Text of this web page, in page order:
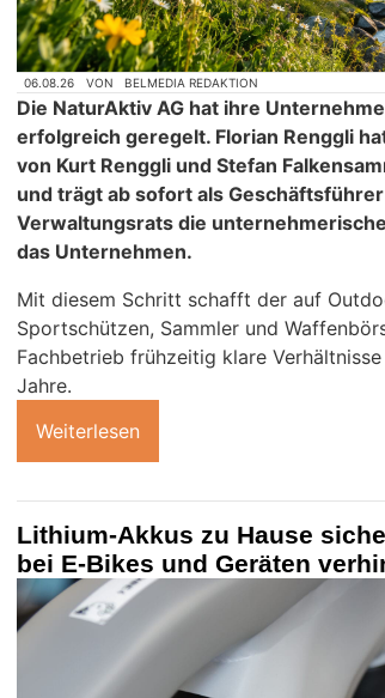
06.08.26 VON BELMEDIA REDAKTION
Die NaturAktiv AG hat ihre
erfolgreich geregelt. Florian Renggli
von Kurt Renggli und Stefan
und trägt ab sofort als
Verwaltungsrats die
das Unternehmen.
Mit diesem Schritt schafft der auf
Sportschützen, Sammler und
Fachbetrieb frühzeitig klare
Jahre.
Weiterlesen
Lithium-Akkus zu Hause
bei E-Bikes und Geräten